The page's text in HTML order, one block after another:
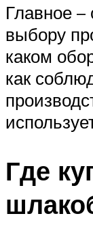
Главное –
выбору
каком
как
Где